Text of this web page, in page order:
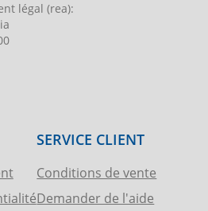
légal (rea):
SERVICE CLIENT
Conditions de vente
Demander de l'aide